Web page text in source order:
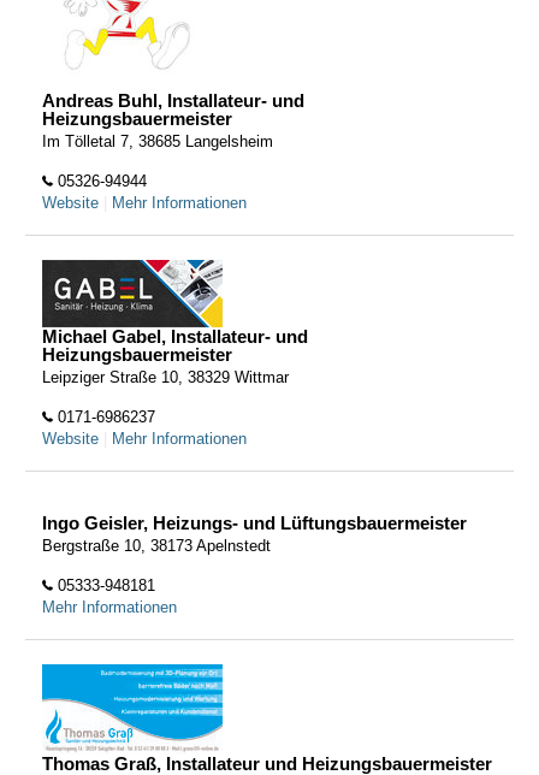
Andreas Buhl, Installateur- und
Heizungsbauermeister
Im Tölletal 7, 38685 Langelsheim
05326-94944
Website
Mehr Informationen
Michael Gabel, Installateur- und
Heizungsbauermeister
Leipziger Straße 10, 38329 Wittmar
0171-6986237
Website
Mehr Informationen
Ingo Geisler, Heizungs- und Lüftungsbauermeister
Bergstraße 10, 38173 Apelnstedt
05333-948181
Mehr Informationen
Thomas Graß, Installateur und Heizungsbauermeister